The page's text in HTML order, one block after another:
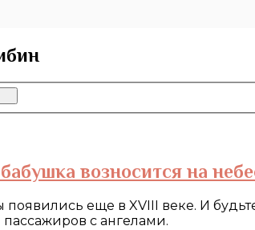
возносится на
появились еще в XVIII веке. И
с ангелами.